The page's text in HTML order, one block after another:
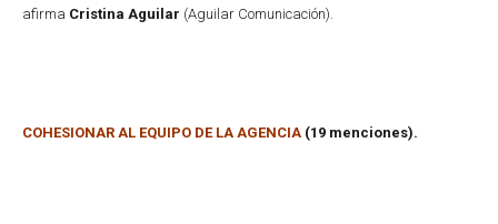
afirma Cristina Aguilar (Aguilar Comunicación).
COHESIONAR AL EQUIPO DE LA AGENCIA (19 menciones).